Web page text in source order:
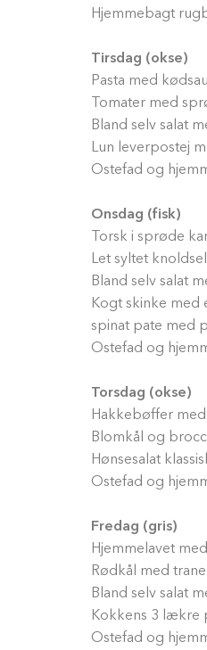
Hjemmebagt
Tirsdag (okse)
Pasta med
Tomater med
Bland selv salat
Lun leverpostej
Ostefad og
Onsdag (fisk)
Torsk i sprøde
Let syltet
Bland selv salat
Kogt skinke med
spinat pate med
Ostefad og
Torsdag (okse)
Hakkebøffer
Blomkål og
Hønsesalat
Ostefad og
Fredag (gris)
Hjemmelavet
Rødkål med
Bland selv salat
Kokkens 3 lækre
Ostefad og